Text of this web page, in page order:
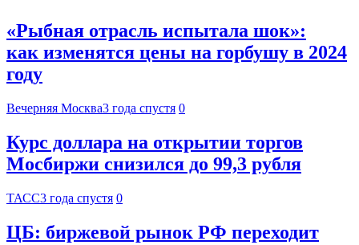
«Рыбная отрасль испытала шок»:
как изменятся цены на горбушу в 2024
году
Вечерняя Москва3 года спустя 0
Курс доллара на открытии торгов
Мосбиржи снизился до 99,3 рубля
ТАСС3 года спустя 0
ЦБ: биржевой рынок РФ переходит